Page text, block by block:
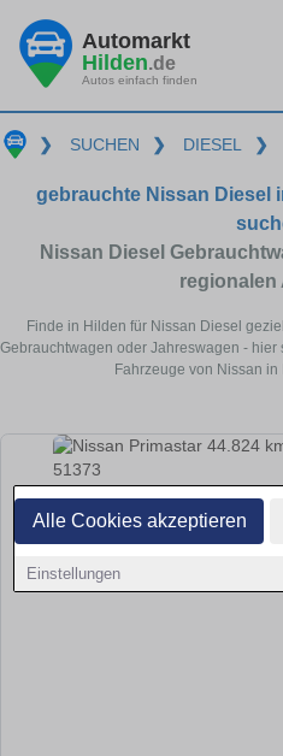
Alle Cookies akzeptieren
Einstellungen
Automarkt
Hilden.de
Autos einfach finden
❯ SUCHEN ❯ DIESEL ❯
gebrauchte Nissan Diesel
Nissan Diesel
regionalen
Finde in Hilden für Nissan Diesel
Gebrauchtwagen oder Jahreswagen -
Fahrzeuge von Nissan in